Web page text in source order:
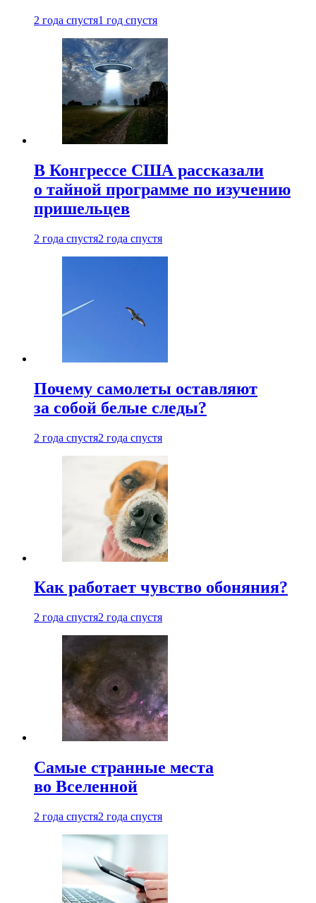
2 года спустя1 год спустя
В Конгрессе США рассказали
о тайной программе по изучению
пришельцев
2 года спустя2 года спустя
Почему самолеты оставляют
за собой белые следы?
2 года спустя2 года спустя
Как работает чувство обоняния?
2 года спустя2 года спустя
Самые странные места
во Вселенной
2 года спустя2 года спустя